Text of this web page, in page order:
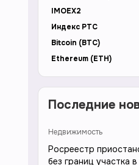
IMOEX2
Индекс РТС
Bitcoin (BTC)
Ethereum (ETH)
Последние
Недвижимость
Росреестр
без границ участка